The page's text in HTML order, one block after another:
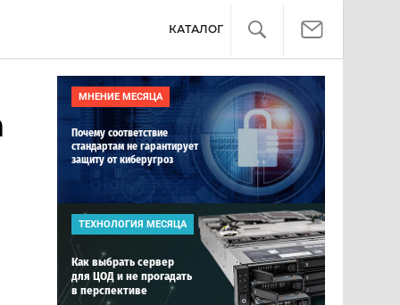
КАТАЛОГ
МНЕНИЕ МЕСЯЦА
Почему соответствие
стандартам не гарантирует
защиту от киберугроз
ТЕХНОЛОГИЯ МЕСЯЦА
Как выбрать сервер
для ЦОД и не прогадать
в перспективе